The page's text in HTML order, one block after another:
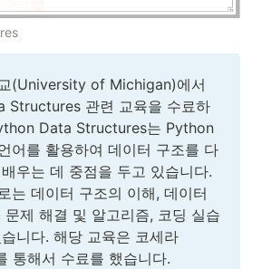
(University of Michigan)에서
Structures 관련 교육을 수료하
Data Structures는 Python
어를 활용하여 데이터 구조를 다
우는 데 중점을 두고 있습니다.
는 데이터 구조의 이해, 데이터
문제 해결 및 알고리즘, 코딩 실습
니다. 해당 교육은 코세라
통해서 수료를 했습니다.